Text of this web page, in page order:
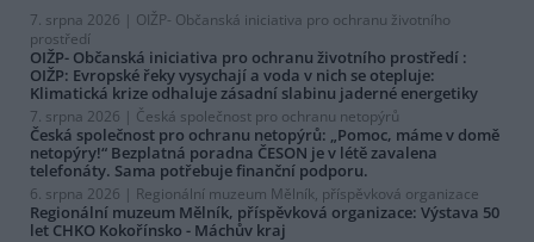
7. srpna 2026 | OIŽP- Občanská iniciativa pro ochranu životního
prostředí
OIŽP- Občanská iniciativa pro ochranu životního prostředí :
OIŽP: Evropské řeky vysychají a voda v nich se otepluje:
Klimatická krize odhaluje zásadní slabinu jaderné energetiky
7. srpna 2026 | Česká společnost pro ochranu netopýrů
Česká společnost pro ochranu netopýrů: „Pomoc, máme v domě
netopýry!“ Bezplatná poradna ČESON je v létě zavalena
telefonáty. Sama potřebuje finanční podporu.
6. srpna 2026 | Regionální muzeum Mělník, příspěvková organizace
Regionální muzeum Mělník, příspěvková organizace: Výstava 50
let CHKO Kokořínsko - Máchův kraj